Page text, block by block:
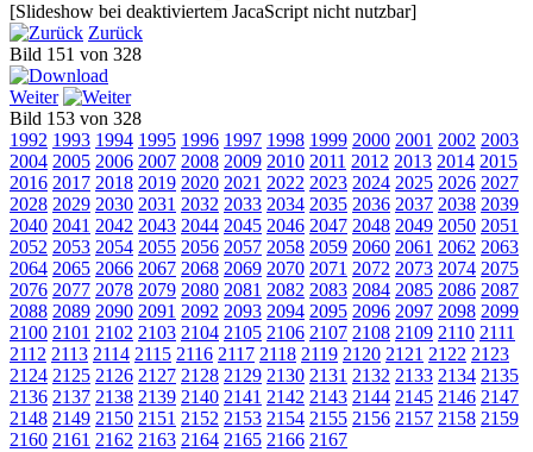
[Slideshow bei deaktiviertem JacaScript nicht nutzbar]
Zurück
Bild 151 von 328
Weiter
Bild 153 von 328
1992 1993 1994 1995 1996 1997 1998 1999 2000 2001 2002 2003
2004 2005 2006 2007 2008 2009 2010 2011 2012 2013 2014 2015
2016 2017 2018 2019 2020 2021 2022 2023 2024 2025 2026 2027
2028 2029 2030 2031 2032 2033 2034 2035 2036 2037 2038 2039
2040 2041 2042 2043 2044 2045 2046 2047 2048 2049 2050 2051
2052 2053 2054 2055 2056 2057 2058 2059 2060 2061 2062 2063
2064 2065 2066 2067 2068 2069 2070 2071 2072 2073 2074 2075
2076 2077 2078 2079 2080 2081 2082 2083 2084 2085 2086 2087
2088 2089 2090 2091 2092 2093 2094 2095 2096 2097 2098 2099
2100 2101 2102 2103 2104 2105 2106 2107 2108 2109 2110 2111
2112 2113 2114 2115 2116 2117 2118 2119 2120 2121 2122 2123
2124 2125 2126 2127 2128 2129 2130 2131 2132 2133 2134 2135
2136 2137 2138 2139 2140 2141 2142 2143 2144 2145 2146 2147
2148 2149 2150 2151 2152 2153 2154 2155 2156 2157 2158 2159
2160 2161 2162 2163 2164 2165 2166 2167